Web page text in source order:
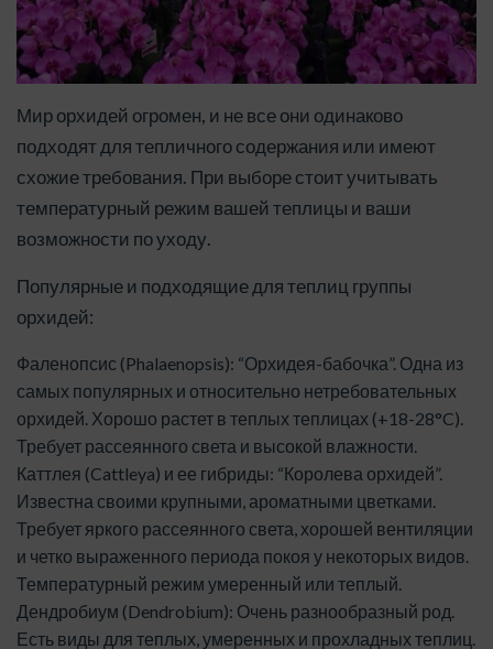
Мир орхидей огромен, и не все они одинаково
подходят для тепличного содержания или имеют
схожие требования. При выборе стоит учитывать
температурный режим вашей теплицы и ваши
возможности по уходу.
Популярные и подходящие для теплиц группы
орхидей:
Фаленопсис (Phalaenopsis): “Орхидея-бабочка”. Одна из
самых популярных и относительно нетребовательных
орхидей. Хорошо растет в теплых теплицах (+18-28°C).
Требует рассеянного света и высокой влажности.
Каттлея (Cattleya) и ее гибриды: “Королева орхидей”.
Известна своими крупными, ароматными цветками.
Требует яркого рассеянного света, хорошей вентиляции
и четко выраженного периода покоя у некоторых видов.
Температурный режим умеренный или теплый.
Дендробиум (Dendrobium): Очень разнообразный род.
Есть виды для теплых, умеренных и прохладных теплиц.